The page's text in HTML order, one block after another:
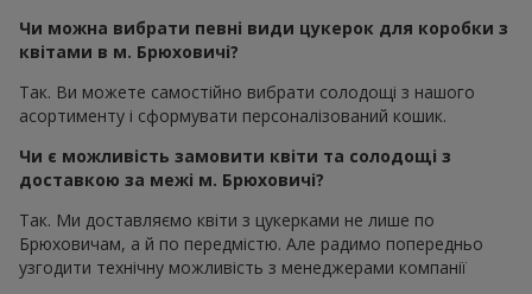
Чи можна вибрати певні види цукерок для коробки з
квітами в м. Брюховичі?
Так. Ви можете самостійно вибрати солодощі з нашого
асортименту і сформувати персоналізований кошик.
Чи є можливість замовити квіти та солодощі з
доставкою за межі м. Брюховичі?
Так. Ми доставляємо квіти з цукерками не лише по
Брюховичам, а й по передмістю. Але радимо попередньо
узгодити технічну можливість з менеджерами компанії